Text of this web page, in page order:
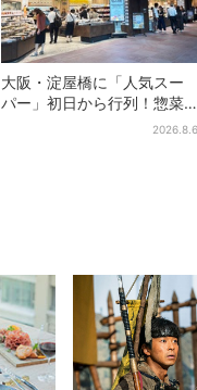
大阪・淀屋橋に「人気スー
パー」初日から行列！惣菜
＆弁当コーナーは大幅に拡
2026.8.6